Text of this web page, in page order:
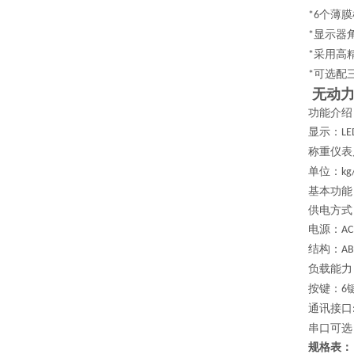
*6个薄
*显示器
*采用高
*可选配
无动
功能介
显示：
称重仪
单位：
基本功
供电方
电源：
结构：
负载能
按键： 6
通讯接口
串口可
规格表：